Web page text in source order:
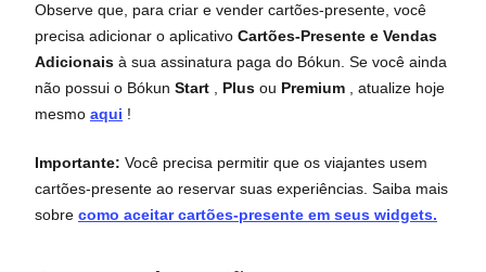
Observe que, para criar e vender cartões-presente, você
precisa adicionar o aplicativo Cartões-Presente e Vendas
Adicionais à sua assinatura paga do Bókun. Se você ainda
não possui o Bókun Start Plus ou Premium , atualize hoje
mesmo aqui !
Importante: Você precisa permitir que os viajantes usem
cartões-presente ao reservar suas experiências. Saiba mais
sobre como aceitar cartões-presente em seus widgets.